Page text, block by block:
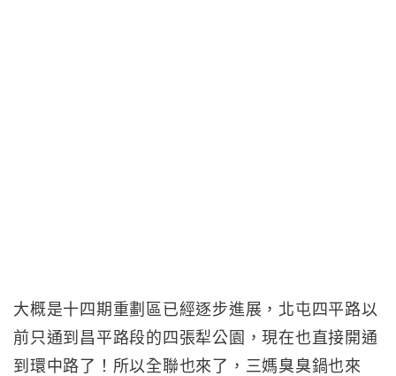
大概是十四期重劃區已經逐步進展，北屯四平路以
前只通到昌平路段的四張犁公園，現在也直接開通
到環中路了！所以全聯也來了，三媽臭臭鍋也來